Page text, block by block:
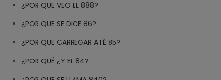
¿POR QUE VEO EL 888?
¿POR QUE SE DICE 86?
¿POR QUE CARREGAR ATÉ 85?
¿POR QUÉ ¿Y EL 84?